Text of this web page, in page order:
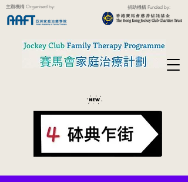
主辦機構 Organised by: 捐助機構 Funded by: